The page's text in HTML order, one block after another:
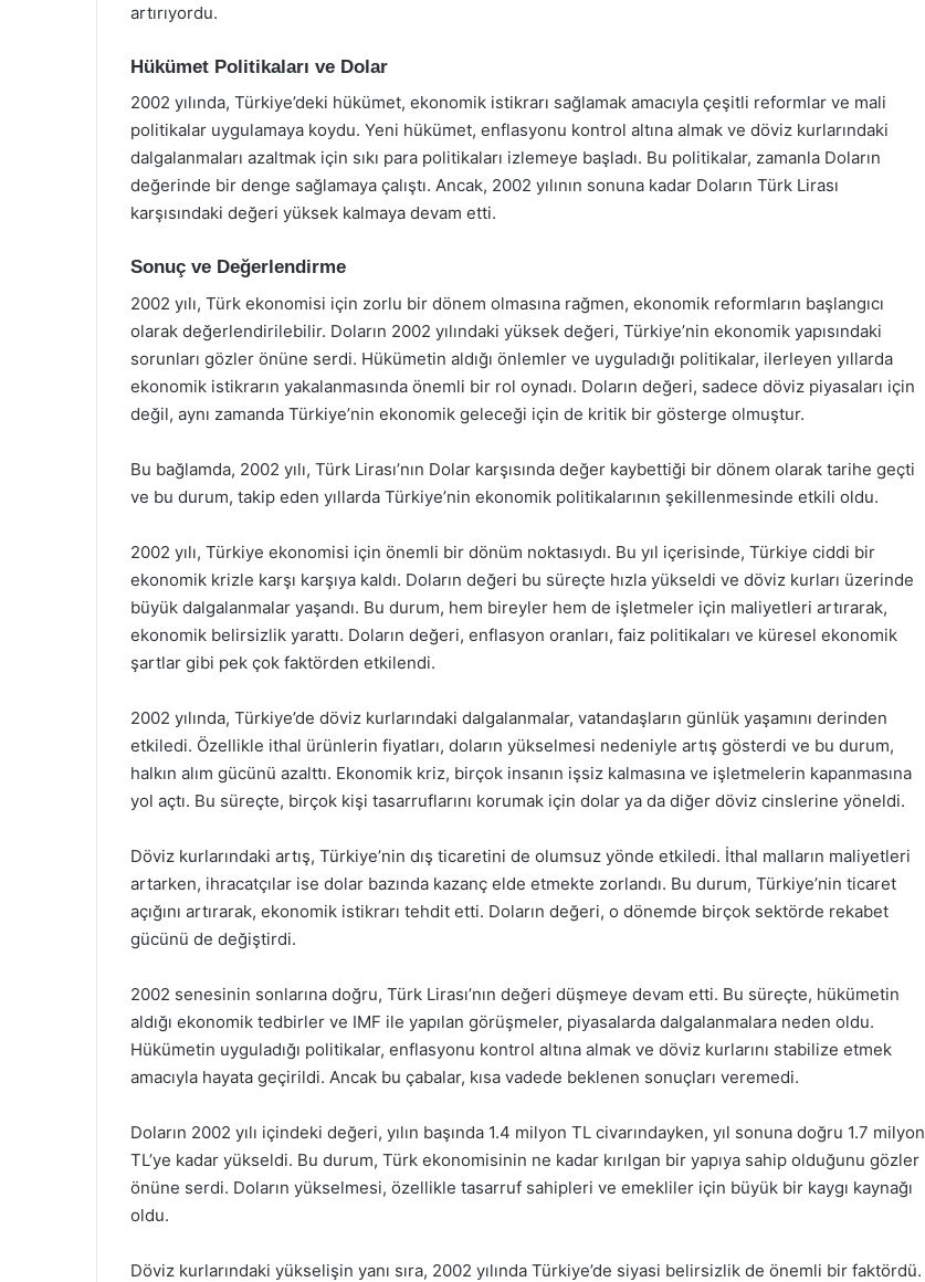
artırıyordu.
Hükümet Politikaları ve Dolar
2002 yılında, Türkiye’deki hükümet, ekonomik istikrarı sağlamak amacıyla çeşitli reformlar ve mali
politikalar uygulamaya koydu. Yeni hükümet, enflasyonu kontrol altına almak ve döviz kurlarındaki
dalgalanmaları azaltmak için sıkı para politikaları izlemeye başladı. Bu politikalar, zamanla Doların
değerinde bir denge sağlamaya çalıştı. Ancak, 2002 yılının sonuna kadar Doların Türk Lirası
karşısındaki değeri yüksek kalmaya devam etti.
Sonuç ve Değerlendirme
2002 yılı, Türk ekonomisi için zorlu bir dönem olmasına rağmen, ekonomik reformların başlangıcı
olarak değerlendirilebilir. Doların 2002 yılındaki yüksek değeri, Türkiye’nin ekonomik yapısındaki
sorunları gözler önüne serdi. Hükümetin aldığı önlemler ve uyguladığı politikalar, ilerleyen yıllarda
ekonomik istikrarın yakalanmasında önemli bir rol oynadı. Doların değeri, sadece döviz piyasaları için
değil, aynı zamanda Türkiye’nin ekonomik geleceği için de kritik bir gösterge olmuştur.
Bu bağlamda, 2002 yılı, Türk Lirası’nın Dolar karşısında değer kaybettiği bir dönem olarak tarihe geçti
ve bu durum, takip eden yıllarda Türkiye’nin ekonomik politikalarının şekillenmesinde etkili oldu.
2002 yılı, Türkiye ekonomisi için önemli bir dönüm noktasıydı. Bu yıl içerisinde, Türkiye ciddi bir
ekonomik krizle karşı karşıya kaldı. Doların değeri bu süreçte hızla yükseldi ve döviz kurları üzerinde
büyük dalgalanmalar yaşandı. Bu durum, hem bireyler hem de işletmeler için maliyetleri artırarak,
ekonomik belirsizlik yarattı. Doların değeri, enflasyon oranları, faiz politikaları ve küresel ekonomik
şartlar gibi pek çok faktörden etkilendi.
2002 yılında, Türkiye’de döviz kurlarındaki dalgalanmalar, vatandaşların günlük yaşamını derinden
etkiledi. Özellikle ithal ürünlerin fiyatları, doların yükselmesi nedeniyle artış gösterdi ve bu durum,
halkın alım gücünü azalttı. Ekonomik kriz, birçok insanın işsiz kalmasına ve işletmelerin kapanmasına
yol açtı. Bu süreçte, birçok kişi tasarruflarını korumak için dolar ya da diğer döviz cinslerine yöneldi.
Döviz kurlarındaki artış, Türkiye’nin dış ticaretini de olumsuz yönde etkiledi. İthal malların maliyetleri
artarken, ihracatçılar ise dolar bazında kazanç elde etmekte zorlandı. Bu durum, Türkiye’nin ticaret
açığını artırarak, ekonomik istikrarı tehdit etti. Doların değeri, o dönemde birçok sektörde rekabet
gücünü de değiştirdi.
2002 senesinin sonlarına doğru, Türk Lirası’nın değeri düşmeye devam etti. Bu süreçte, hükümetin
aldığı ekonomik tedbirler ve IMF ile yapılan görüşmeler, piyasalarda dalgalanmalara neden oldu.
Hükümetin uyguladığı politikalar, enflasyonu kontrol altına almak ve döviz kurlarını stabilize etmek
amacıyla hayata geçirildi. Ancak bu çabalar, kısa vadede beklenen sonuçları veremedi.
Doların 2002 yılı içindeki değeri, yılın başında 1.4 milyon TL civarındayken, yıl sonuna doğru 1.7 milyon
TL’ye kadar yükseldi. Bu durum, Türk ekonomisinin ne kadar kırılgan bir yapıya sahip olduğunu gözler
önüne serdi. Doların yükselmesi, özellikle tasarruf sahipleri ve emekliler için büyük bir kaygı kaynağı
oldu.
Döviz kurlarındaki yükselişin yanı sıra, 2002 yılında Türkiye’de siyasi belirsizlik de önemli bir faktördü.